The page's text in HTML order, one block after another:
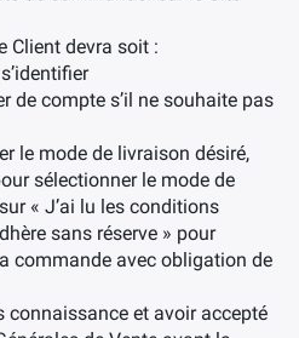
Client devra soit :
compte s’il ne souhaite pas
le mode de livraison désiré,
sélectionner le mode de
« J’ai lu les conditions
sans réserve » pour
commande avec obligation de
connaissance et avoir accepté